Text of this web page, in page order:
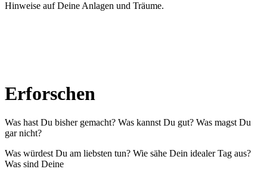
Hinweise auf Deine Anlagen und Träume.
Erforschen
Was hast Du bisher gemacht? Was kannst Du gut? Was magst Du
gar nicht?
Was würdest Du am liebsten tun? Wie sähe Dein idealer Tag aus?
Was sind Deine